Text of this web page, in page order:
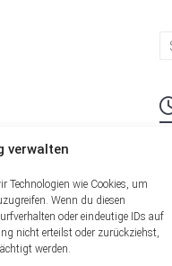
verwalten
Technologien wie Cookies, um
Wenn du diesen
oder eindeutige IDs auf
nicht erteilst oder zurückziehst,
werden.